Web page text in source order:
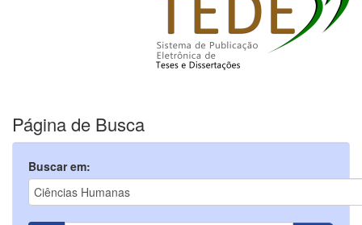
Página de Busca
Buscar em: